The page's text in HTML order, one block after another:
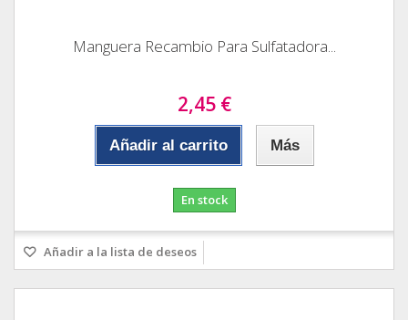
Manguera Recambio Para Sulfatadora...
2,45 €
Añadir al carrito Más
En stock
Añadir a la lista de deseos